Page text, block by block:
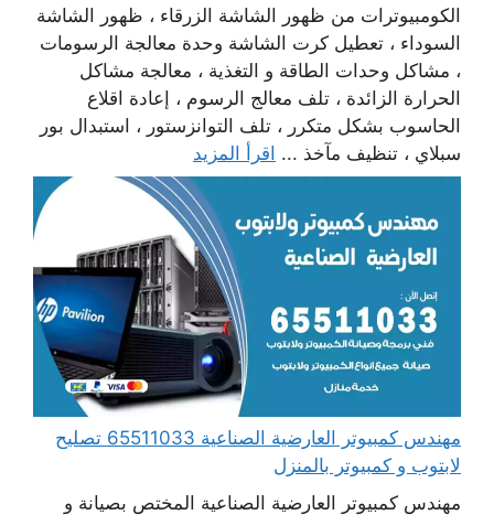
الكومبيوترات من ظهور الشاشة الزرقاء ، ظهور الشاشة
السوداء ، تعطيل كرت الشاشة وحدة معالجة الرسومات
، مشاكل وحدات الطاقة و التغذية ، معالجة مشاكل
الحرارة الزائدة ، تلف معالج الرسوم ، إعادة اقلاع
الحاسوب بشكل متكرر ، تلف التوانزستور ، استبدال بور
سبلاي ، تنظيف مآخذ ... اقرأ المزيد
مهندس كمبيوتر العارضية الصناعية 65511033 تصليح
لابتوب و كمبيوتر بالمنزل
مهندس كمبيوتر العارضية الصناعية المختص بصيانة و